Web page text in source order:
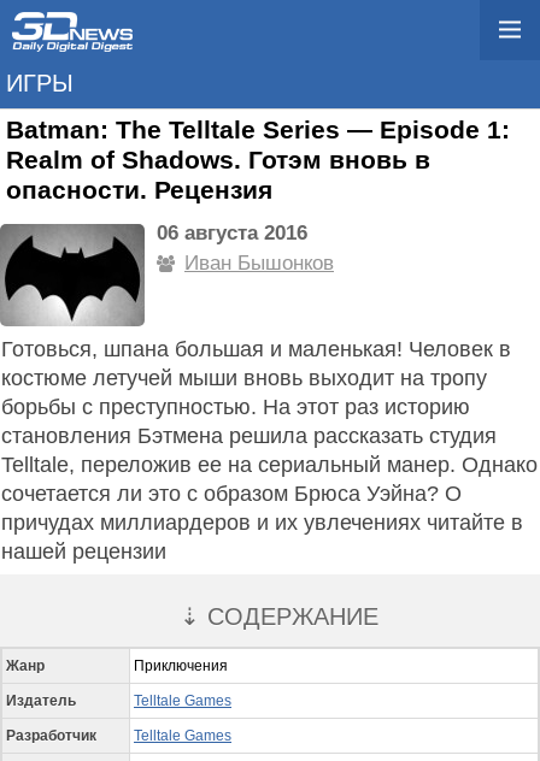
ИГРЫ
Batman: The Telltale Series — Episode 1:
Realm of Shadows. Готэм вновь в
опасности. Рецензия
06 августа 2016
Иван Бышонкoв
Готовься, шпана большая и маленькая! Человек в
костюме летучей мыши вновь выходит на тропу
борьбы с преступностью. На этот раз историю
становления Бэтмена решила рассказать студия
Telltale, переложив ее на сериальный манер. Однако
сочетается ли это с образом Брюса Уэйна? О
причудах миллиардеров и их увлечениях читайте в
нашей рецензии
⇣ СОДЕРЖАНИЕ
Жанр Приключения
Издатель Telltale Games
Разработчик Telltale Games